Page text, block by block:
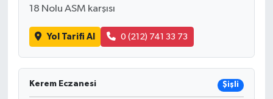
18 Nolu ASM karşısı
Yol Tarifi Al 0 (212) 741 33 73
Kerem Eczanesi Şişli